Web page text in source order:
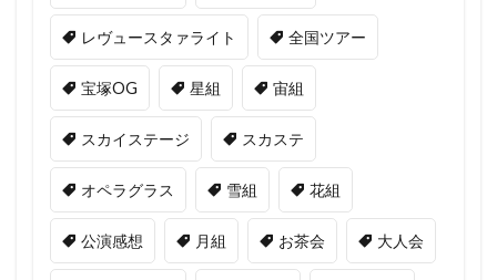
レヴュースタァライト 全国ツアー
宝塚OG 星組 宙組
スカイステージ スカステ
オペラグラス 雪組 花組
公演感想 月組 お茶会 大人会